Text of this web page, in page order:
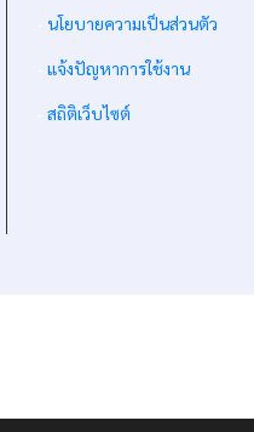
นโยบายความเป็นส่วนตัว
แจ้งปัญหาการใช้งาน
สถิติเว็บไซต์